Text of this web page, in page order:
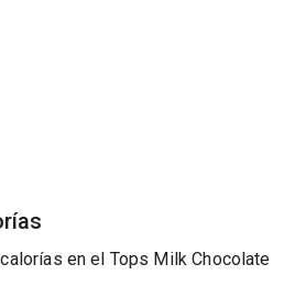
en el Tops Milk Chocolate